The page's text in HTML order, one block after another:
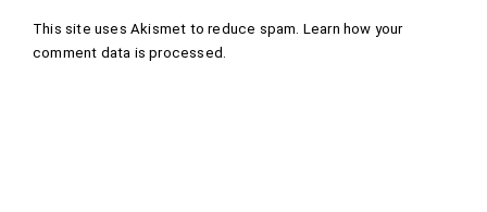
This site uses Akismet to reduce spam. Learn how your
comment data is processed